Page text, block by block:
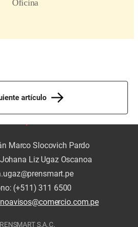
artículo
Marco Slocovich Pardo
Liz Ugaz Oscanoa
(+511) 311 6500
S.A.C.